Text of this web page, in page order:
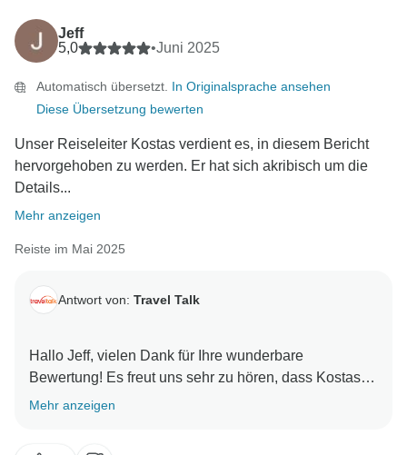
Jeff
5,0
•Juni 2025
Automatisch übersetzt. In Originalsprache ansehen
Diese Übersetzung bewerten
Unser Reiseleiter Kostas verdient es, in diesem Bericht
hervorgehoben zu werden. Er hat sich akribisch um die
Details...
Mehr anzeigen
Reiste im Mai 2025
Antwort von: Travel Talk
Hallo Jeff, vielen Dank für Ihre wunderbare
Bewertung! Es freut uns sehr zu hören, dass Kostas
einen so positiven Einfluss auf Ihre Reise hatte. Seine
Mehr anzeigen